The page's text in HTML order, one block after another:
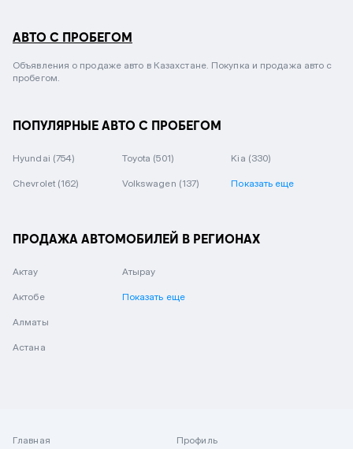
АВТО С ПРОБЕГОМ
Объявления о продаже авто в Казахстане. Покупка и продажа авто с
пробегом.
ПОПУЛЯРНЫЕ АВТО С ПРОБЕГОМ
Hyundai (754) Toyota (501) Kia (330)
Chevrolet (162) Volkswagen (137) Показать еще
ПРОДАЖА АВТОМОБИЛЕЙ В РЕГИОНАХ
Актау
Актобе
Алматы
Астана
Атырау
Показать еще
Главная
Профиль